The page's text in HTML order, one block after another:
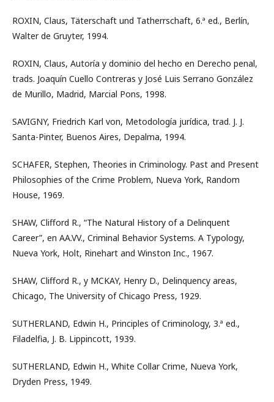
ROXIN, Claus, Täterschaft und Tatherrschaft, 6.ª ed., Berlín,
Walter de Gruyter, 1994.
ROXIN, Claus, Autoría y dominio del hecho en Derecho penal,
trads. Joaquín Cuello Contreras y José Luis Serrano González
de Murillo, Madrid, Marcial Pons, 1998.
SAVIGNY, Friedrich Karl von, Metodología jurídica, trad. J. J.
Santa-Pinter, Buenos Aires, Depalma, 1994.
SCHAFER, Stephen, Theories in Criminology. Past and Present
Philosophies of the Crime Problem, Nueva York, Random
House, 1969.
SHAW, Clifford R., “The Natural History of a Delinquent
Career”, en AA.VV., Criminal Behavior Systems. A Typology,
Nueva York, Holt, Rinehart and Winston Inc., 1967.
SHAW, Clifford R., y MCKAY, Henry D., Delinquency areas,
Chicago, The University of Chicago Press, 1929.
SUTHERLAND, Edwin H., Principles of Criminology, 3.ª ed.,
Filadelfia, J. B. Lippincott, 1939.
SUTHERLAND, Edwin H., White Collar Crime, Nueva York,
Dryden Press, 1949.